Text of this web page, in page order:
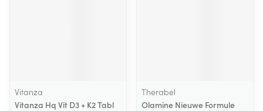
Vitanza
Vitanza Hq Vit D3 + K2 Tabl
Therabel
Olamine Nieuwe Formule